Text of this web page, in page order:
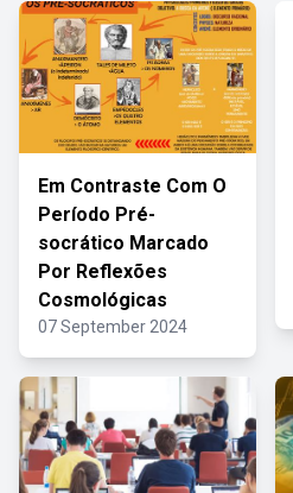
Em Contraste Com O
Período Pré-
socrático Marcado
Por Reflexões
Cosmológicas
07 September 2024